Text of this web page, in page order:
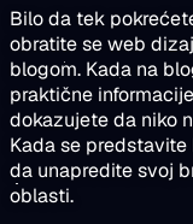
Bilo da tek
obratite se web
blogom. Kada na
praktične
dokazujete da niko
Kada se
da unapredite svoj
oblasti.